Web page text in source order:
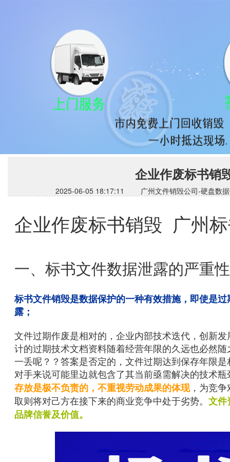
企业作废标书销
2025-06-05 18:17:11 广州文件销毁公司-硬盘数
企业作废标书销毁 广州
一、标书文件数据泄露的严重
标书文件销毁是数据保护的一种有效措施，即使是
露；
文件过期作废是相对的，企业内部技术迭代，创新
计的过期技术文档资料随着经营年限的久远也必然
一丢呢？？答案是否定的，文件过期达到保存年限
对手来说可能里边就包含了其当前亟需解决的技术
存放是极不负责的，不重视劳动成果的体现，为竞争
取则将对己方在接下来的商业竞争中处于劣势。 文件
品牌信誉及价值。